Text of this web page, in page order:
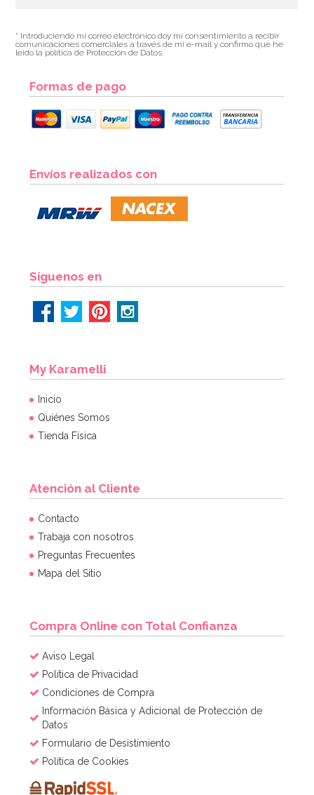
4,50€
Algodón de Azúcar Azul Sabor Cola 160 gr -
Scrapcooking
* Introduciendo mi correo electrónico doy mi consentimiento a recibir
comunicaciones comerciales a través de mi e-mail y confirmo que he
leído la política de Protección de Datos.
Formas de pago
Envíos realizados con
Síguenos en
My Karamelli
Inicio
Quiénes Somos
Tienda Física
Atención al Cliente
Contacto
Trabaja con nosotros
Preguntas Frecuentes
Mapa del Sitio
Compra Online con Total Confianza
Aviso Legal
Política de Privacidad
Condiciones de Compra
Información Básica y Adicional de Protección de
Datos
Formulario de Desistimiento
Política de Cookies